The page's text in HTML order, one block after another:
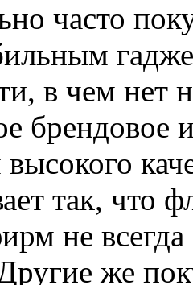
часто
в чем нет
брендовое
высокого
так, что
не всегда
же